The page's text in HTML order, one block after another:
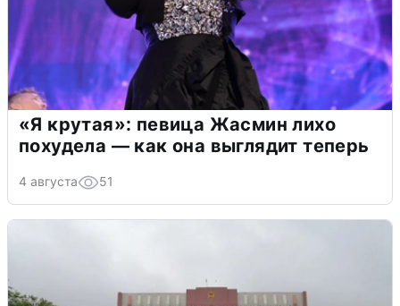
«Я крутая»: певица Жасмин лихо
похудела — как она выглядит теперь
4 августа 51